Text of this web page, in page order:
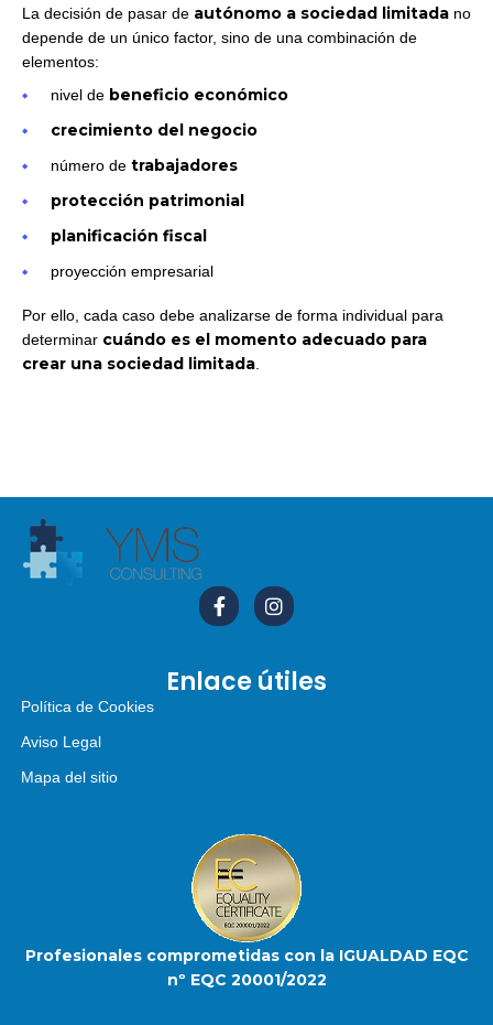
La decisión de pasar de autónomo a sociedad limitada no
depende de un único factor, sino de una combinación de
elementos:
nivel de beneficio económico
crecimiento del negocio
número de trabajadores
protección patrimonial
planificación fiscal
proyección empresarial
Por ello, cada caso debe analizarse de forma individual para
determinar cuándo es el momento adecuado para
crear una sociedad limitada
Enlace útiles
Política de Cookies
Aviso Legal
Mapa del sitio
Profesionales comprometidas con la IGUALDAD EQC
nº EQC 20001/2022